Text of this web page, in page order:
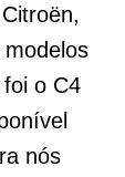
o C4
nós